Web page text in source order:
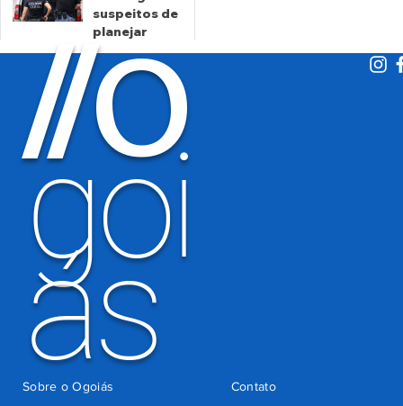
suspeitos de
planejar
atentados no
período
eleitoral
há 3 dias
//O
goi
ás Contato
Sobre o Ogoiás